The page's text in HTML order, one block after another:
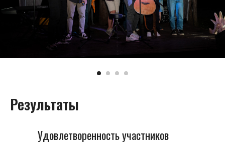
Результаты
Удовлетворенность участников